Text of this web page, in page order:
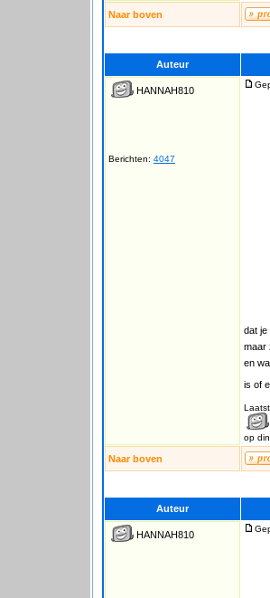
Naar boven
Auteur
HANNAH810
Berichten: 4047
dat je
maar
en
is of
op
Naar boven
Auteur
HANNAH810